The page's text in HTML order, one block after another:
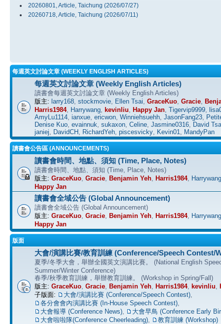
20260801, Article, Taichung (2026/07/27)
20260718, Article, Taichung (2026/07/11)
每週英文討論文章 (WEEKLY ENGLISH ARTICLES)
每週英文討論文章 (Weekly English Articles)
讀書會每週英文討論文章 (Weekly English Articles)
版主: larry168 stockmovie Ellen Tsai GraceKuo Gracie
Harris1984, Harrywang kevinliu Happy Jan Tigervip9999
AmyLu1114 ianxue ericwon Winniehsuehh JasonFang23
Denise Kuo evainnuk sukaxon Celine Jasmine0316 David
janiej
DavidCH RichardYeh piscesvicky Kevin01 MandyPan
讀書會公告區 (ANNOUNCEMENTS)
讀書會時間、地點、須知 (Time, Place, Notes)
讀書會時間、地點、須知 (Time, Place, Notes)
版主: GraceKuo Gracie Benjamin Yeh Harris1984, Harrywang
Happy Jan
讀書會全域公告 (Global Announcement)
讀書會全域公告 (Global Announcement)
版主: GraceKuo Gracie Benjamin Yeh Harris1984, Harrywang
Happy Jan
版面
大會/演講比賽/教育訓練 (Conference/Speech Contest/
夏季/冬季大會，舉辦全國英文演講比賽。 (National English
Summer/Winter Conference)
春季/秋季教育訓練，舉辦教育訓練。 (Workshop in Spring/Fall)
版主: GraceKuo Gracie Benjamin Yeh Harris1984, kevinliu
子版面:
大會/演講比賽 (Conference/Speech Contest)
各分會會內演講比賽 (In-House Speech Contest)
大會報導 (Conference News)
大會早鳥 (Conference Early
大會啦啦隊(Conference Cheerleading)
教育訓練 (Workshop)